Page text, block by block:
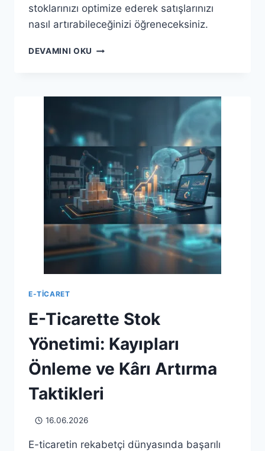
stoklarınızı optimize ederek satışlarınızı
nasıl artırabileceğinizi öğreneceksiniz.
DEVAMINI OKU SATIŞLARI
TICARET
REHBERI
E-TICARET
E-Ticarette Stok
Yönetimi: Kayıpları
Önleme ve Kârı Artırma
Taktikleri
16.06.2026
E-ticaretin rekabetçi dünyasında başarılı